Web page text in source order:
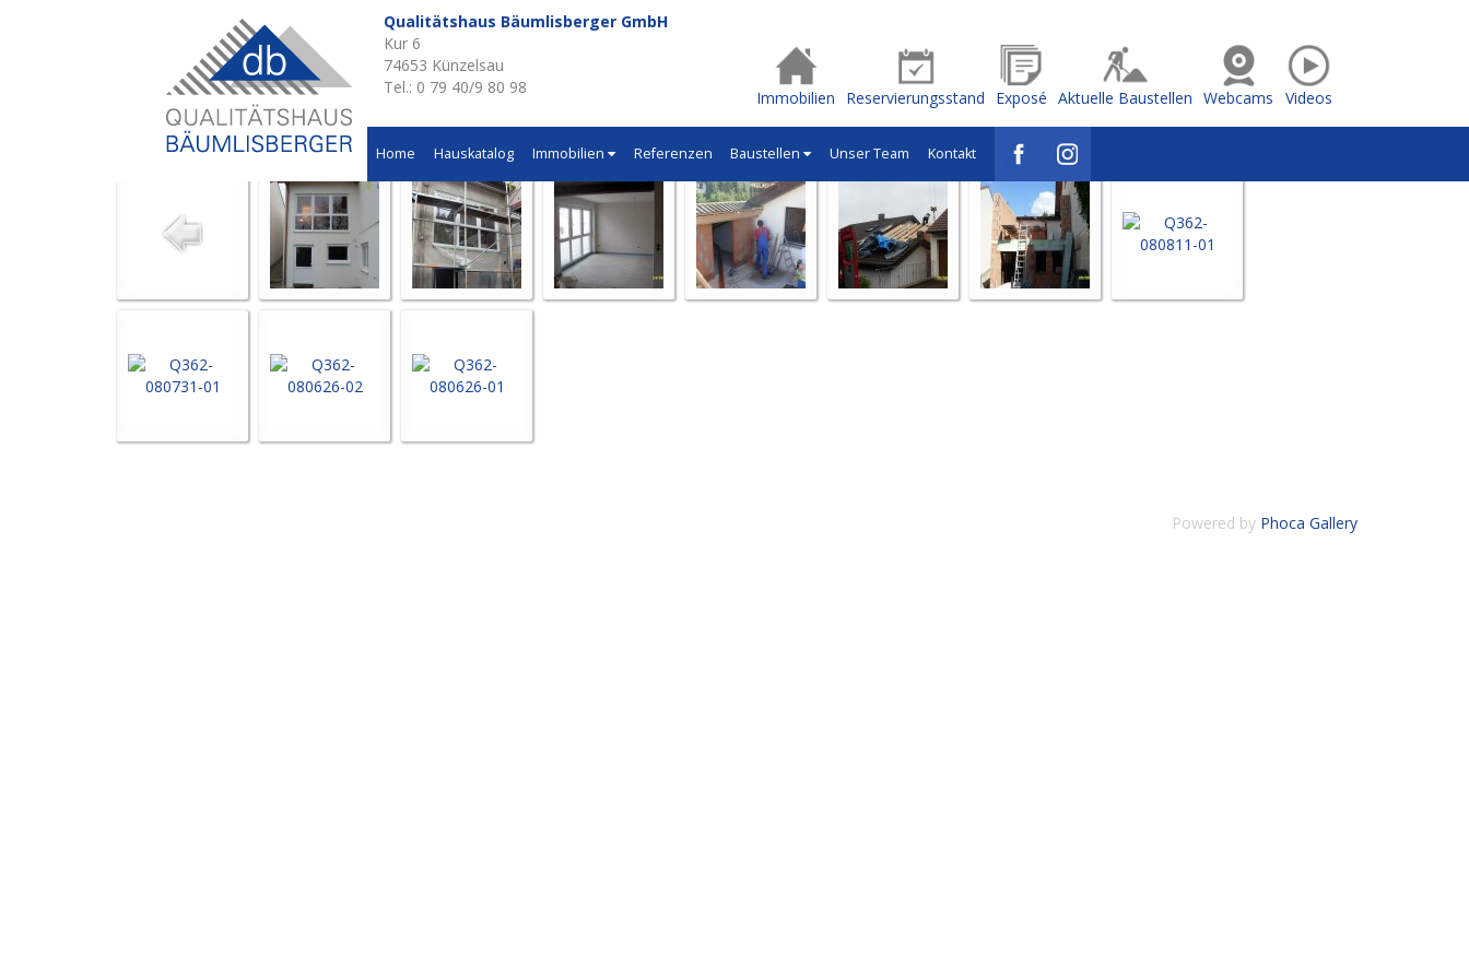
Qualitätshaus Bäumlisberger GmbH
Kur 6
74653 Künzelsau
Tel.: 0 79 40/9 80 98
Immobilien Reservierungsstand Exposé Aktuelle Baustellen Webcams Videos
Home Hauskatalog Immobilien Referenzen Baustellen Unser Team Kontakt
Aktuelle Baustellen - Q362
Wohnhausanbau in Diebach
Powered by Phoca Gallery